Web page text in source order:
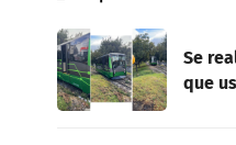
Se
que